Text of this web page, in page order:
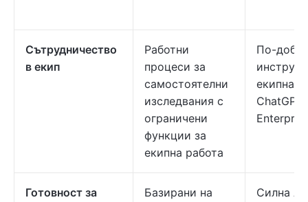
Сътрудничество
в екип
Работни
процеси за
самостоятелни
изследвания с
ограничени
функции за
екипна работа
По-
екипна
ChatGPT
Готовност за
Базирани на
Силна